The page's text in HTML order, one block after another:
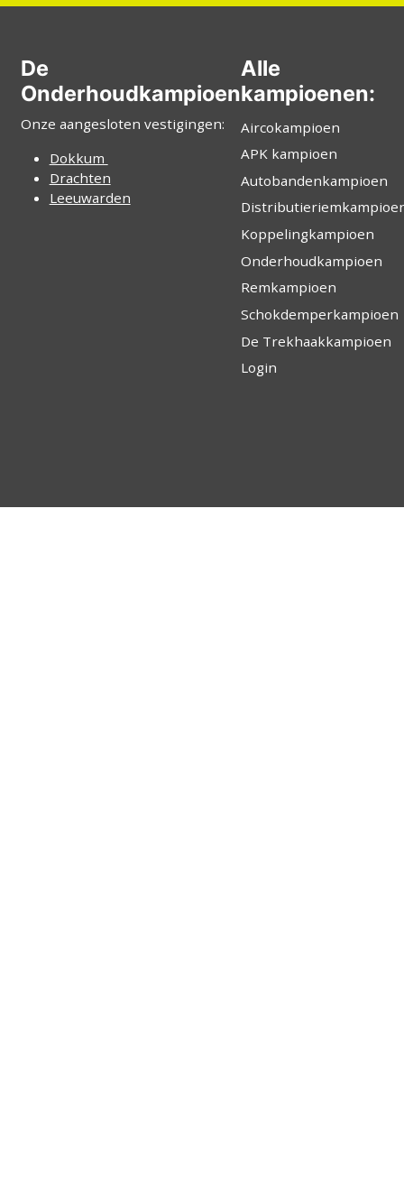
De
Onderhoudkampioen
Onze aangesloten vestigingen:
Dokkum
Drachten
Leeuwarden
Alle
kampioenen:
Aircokampioen
APK kampioen
Autobandenkampioen
Koppelingkampioen
Onderhoudkampioen
Remkampioen
Schokdemperkampioen
De Trekhaakkampioen
Login